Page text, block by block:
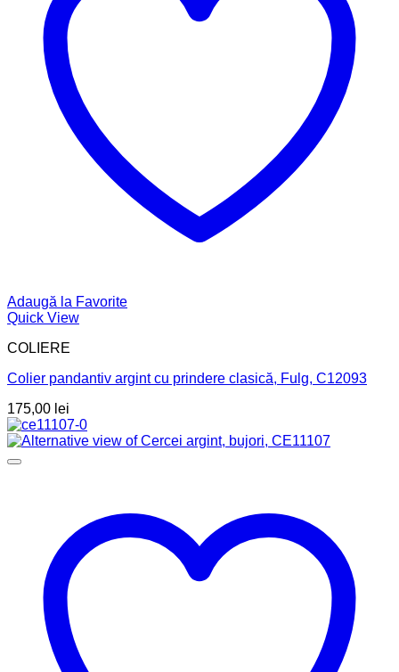
Adaugă la Favorite
Quick View
COLIERE
Colier pandantiv argint cu prindere clasică, Fulg, C12093
175,00 lei